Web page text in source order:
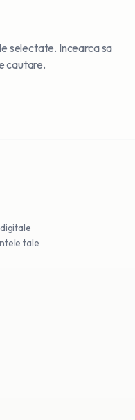
selectate. Incearca sa
cautare.
tale